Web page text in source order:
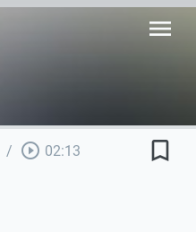
menu
/ play_circle_outline 02:13 bookmark_border